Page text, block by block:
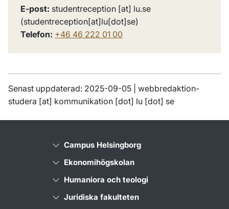
E-post: studentreception [at] lu.se
(studentreception[at]lu[dot]se)
Telefon: +46 46 222 01 00
Senast uppdaterad: 2025-09-05 | webbredaktion-
studera [at] kommunikation [dot] lu [dot] se
Campus Helsingborg
Ekonomihögskolan
Humaniora och teologi
Juridiska fakulteten